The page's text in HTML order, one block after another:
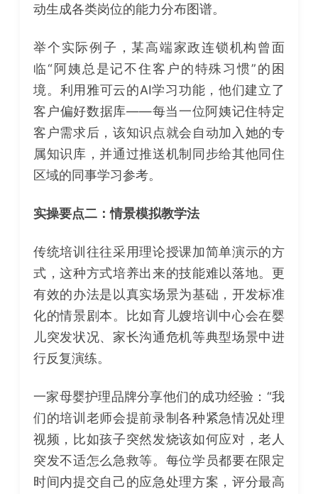
动生成各类岗位的能力分布图谱。
举个实际例子，某高端家政连锁机构曾面
临“阿姨总是记不住客户的特殊习惯”的困
境。利用雅可云的AI学习功能，他们建立了
客户偏好数据库——每当一位阿姨记住特定
客户需求后，该知识点就会自动加入她的专
属知识库，并通过推送机制同步给其他同住
区域的同事学习参考。
实操要点二：情景模拟教学法
传统培训往往采用理论授课加简单演示的方
式，这种方式培养出来的技能难以落地。更
有效的办法是以真实场景为基础，开发标准
化的情景剧本。比如育儿嫂培训中心会在婴
儿突发状况、家长沟通危机等典型场景中进
行反复演练。
一家母婴护理品牌分享他们的成功经验：“我
们的培训老师会提前录制各种紧急情况处理
视频，比如孩子突然发烧该如何应对，老人
突发不适怎么急救等。每位学员都要在限定
时间内提交自己的应急处理方案，评分最高